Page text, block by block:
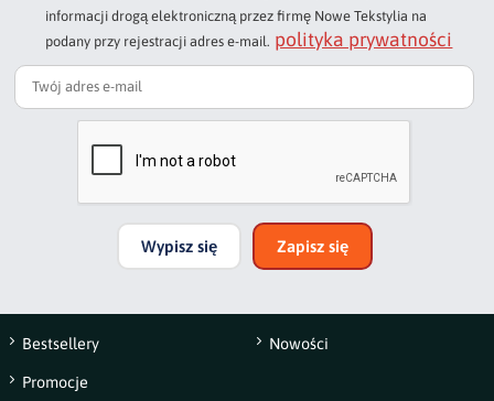
Wyślij opinię
informacji drogą elektroniczną przez firmę Nowe Tekstylia na
podany przy rejestracji adres e-mail. polityka prywatności
Wypisz się Zapisz się
Bestsellery Nowości
Promocje